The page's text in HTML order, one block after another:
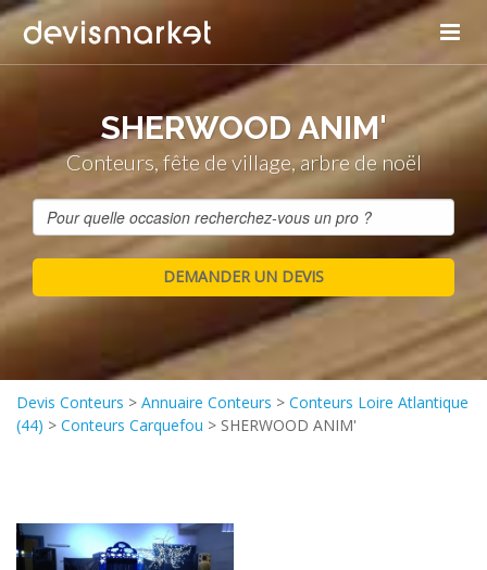
SHERWOOD ANIM'
Conteurs, fête de village, arbre de noël
Devis Conteurs > Annuaire Conteurs > Conteurs Loire Atlantique
(44) > Conteurs Carquefou > SHERWOOD ANIM'